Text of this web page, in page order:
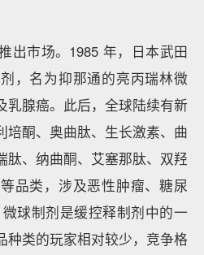
出市场。1985 年，日本武田
，名为抑那通的亮丙瑞林微
乳腺癌。此后，全球陆续有新
培酮、奥曲肽、生长激素、曲
肽、纳曲酮、艾塞那肽、双羟
品类，涉及恶性肿瘤、糖尿
球制剂是缓控释制剂中的一
种类的玩家相对较少，竞争格